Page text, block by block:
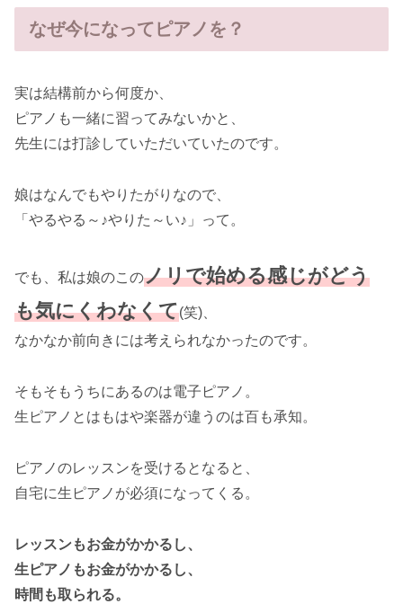
なぜ今になってピアノを？
実は結構前から何度か、
ピアノも一緒に習ってみないかと、
先生には打診していただいていたのです。
娘はなんでもやりたがりなので、
「やるやる～♪やりた～い♪」って。
でも、私は娘のこのノリで始める感じがどう
も気にくわなくて(笑)、
なかなか前向きには考えられなかったのです。
そもそもうちにあるのは電子ピアノ。
生ピアノとはもはや楽器が違うのは百も承知。
ピアノのレッスンを受けるとなると、
自宅に生ピアノが必須になってくる。
レッスンもお金がかかるし、
生ピアノもお金がかかるし、
時間も取られる。